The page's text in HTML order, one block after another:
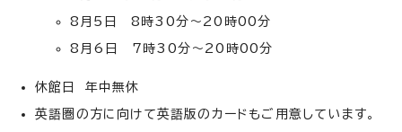
8月5日 8時30分～20時00分
8月6日 7時30分～20時00分
休館日 年中無休
英語圏の方に向けて英語版のカードもご用意しています。